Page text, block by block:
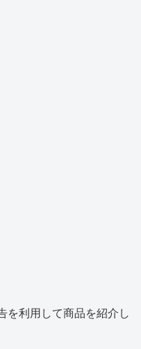
を利用して商品を紹介し